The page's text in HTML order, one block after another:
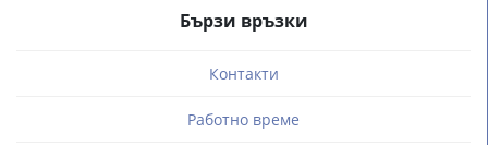
Бързи връзки
Контакти
Работно време